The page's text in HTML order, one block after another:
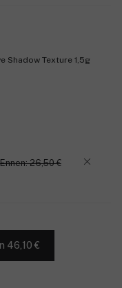
Shadow Texture 1,5g
Ennen: 26,50 €
46,10 €